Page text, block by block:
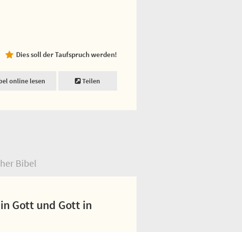
Dies soll der Taufspruch werden!
online lesen Teilen
Bibel
Gott und Gott in